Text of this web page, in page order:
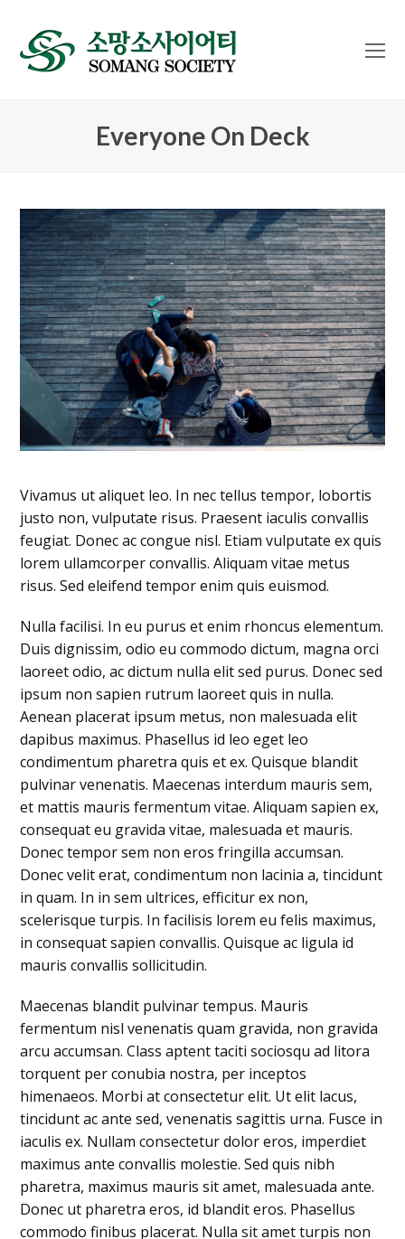
Everyone On Deck
Vivamus ut aliquet leo. In nec tellus tempor, lobortis
justo non, vulputate risus. Praesent iaculis convallis
feugiat. Donec ac congue nisl. Etiam vulputate ex quis
lorem ullamcorper convallis. Aliquam vitae metus
risus. Sed eleifend tempor enim quis euismod.
Nulla facilisi. In eu purus et enim rhoncus elementum.
Duis dignissim, odio eu commodo dictum, magna orci
laoreet odio, ac dictum nulla elit sed purus. Donec sed
ipsum non sapien rutrum laoreet quis in nulla.
Aenean placerat ipsum metus, non malesuada elit
dapibus maximus. Phasellus id leo eget leo
condimentum pharetra quis et ex. Quisque blandit
pulvinar venenatis. Maecenas interdum mauris sem,
et mattis mauris fermentum vitae. Aliquam sapien ex,
consequat eu gravida vitae, malesuada et mauris.
Donec tempor sem non eros fringilla accumsan.
Donec velit erat, condimentum non lacinia a, tincidunt
in quam. In in sem ultrices, efficitur ex non,
scelerisque turpis. In facilisis lorem eu felis maximus,
in consequat sapien convallis. Quisque ac ligula id
mauris convallis sollicitudin.
Maecenas blandit pulvinar tempus. Mauris
fermentum nisl venenatis quam gravida, non gravida
arcu accumsan. Class aptent taciti sociosqu ad litora
torquent per conubia nostra, per inceptos
himenaeos. Morbi at consectetur elit. Ut elit lacus,
tincidunt ac ante sed, venenatis sagittis urna. Fusce in
iaculis ex. Nullam consectetur dolor eros, imperdiet
maximus ante convallis molestie. Sed quis nibh
pharetra, maximus mauris sit amet, malesuada ante.
Donec ut pharetra eros, id blandit eros. Phasellus
commodo finibus placerat. Nulla sit amet turpis non